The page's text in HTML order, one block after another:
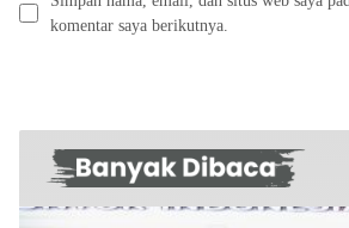
komentar saya berikutnya.